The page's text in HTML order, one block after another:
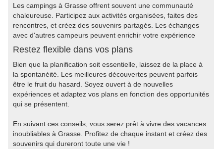
Les campings à Grasse offrent souvent une communauté
chaleureuse. Participez aux activités organisées, faites des
rencontres, et créez des souvenirs partagés. Les échanges
avec d'autres campeurs peuvent enrichir votre expérience
Restez flexible dans vos plans
Bien que la planification soit essentielle, laissez de la place à
la spontanéité. Les meilleures découvertes peuvent parfois
être le fruit du hasard. Soyez ouvert à de nouvelles
expériences et adaptez vos plans en fonction des opportunités
qui se présentent.
En suivant ces conseils, vous serez prêt à vivre des vacances
inoubliables à Grasse. Profitez de chaque instant et créez des
souvenirs qui dureront toute une vie !